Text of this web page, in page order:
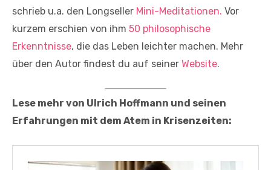
schrieb u.a. den Longseller Mini-Meditationen. Vor
kurzem erschien von ihm 50 philosophische
Erkenntnisse, die das Leben leichter machen. Mehr
über den Autor findest du auf seiner Website.
Lese mehr von Ulrich Hoffmann und seinen
Erfahrungen mit dem Atem in Krisenzeiten: